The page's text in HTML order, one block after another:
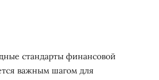
стандарты финансовой
важным шагом для